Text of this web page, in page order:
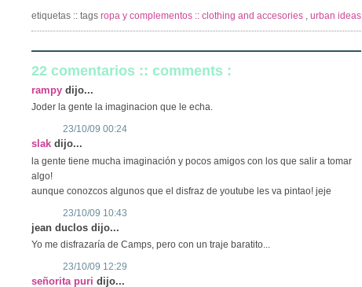
etiquetas :: tags ropa y complementos :: clothing and accesories , urban ideas
22 comentarios :: comments :
rampy dijo...
Joder la gente la imaginacion que le echa.
23/10/09 00:24
slak dijo...
la gente tiene mucha imaginación y pocos amigos con los que salir a tomar
algo!
aunque conozcos algunos que el disfraz de youtube les va pintao! jeje
23/10/09 10:43
jean duclos dijo...
Yo me disfrazaría de Camps, pero con un traje baratito...
23/10/09 12:29
señorita puri dijo...